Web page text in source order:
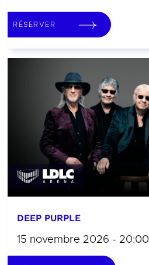
RÉSERVER
DEEP PURPLE
15 novembre 2026 - 20:00